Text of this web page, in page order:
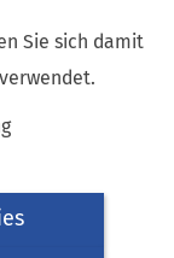
Sie sich damit